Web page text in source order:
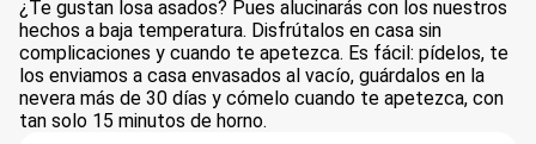
¿Te gustan losa asados? Pues alucinarás con los nuestros
hechos a baja temperatura. Disfrútalos en casa sin
complicaciones y cuando te apetezca. Es fácil: pídelos, te
los enviamos a casa envasados al vacío, guárdalos en la
nevera más de 30 días y cómelo cuando te apetezca, con
tan solo 15 minutos de horno.